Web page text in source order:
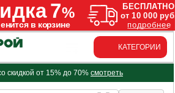
КАТЕГОРИИ
скидкой от 15% до 70% смотреть